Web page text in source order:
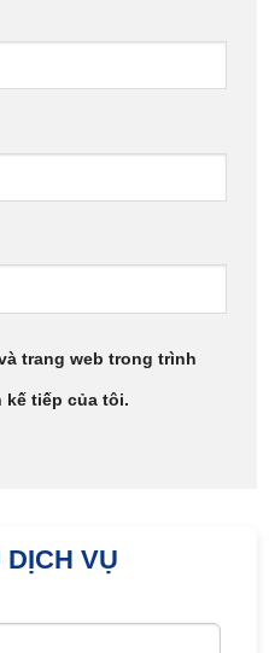
trang web trong trình
kế tiếp của tôi.
VỤ